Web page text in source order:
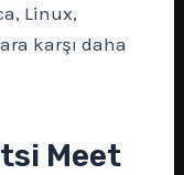
Linux,
karşı daha
Meet